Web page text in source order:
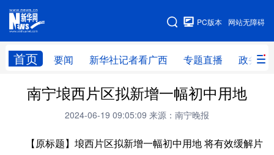
网站无障碍
PC版本
首页 要闻 新华社记者看广西 专题直播 政务信
网站地图
广西频道
新华社记者 专题直播
图片新闻 壮美广西
南宁埌西片区拟新增一幅初中用地
2024-06-19 09:05:09 来源：南宁晚报
【原标题】埌西片区拟新增一幅初中用地 将有效缓解片